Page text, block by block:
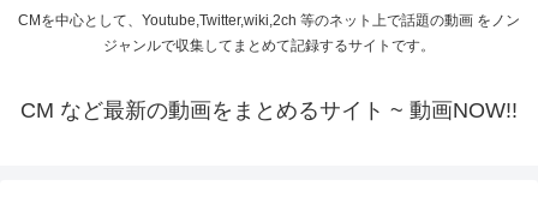
CMを中心として、Youtube,Twitter,wiki,2ch 等のネット上で話題の動画 をノン
ジャンルで収集してまとめて記録するサイトです。
CM など最新の動画をまとめるサイト ~ 動画NOW!!